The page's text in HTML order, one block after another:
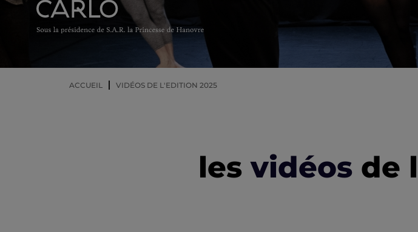
ACCUEIL VIDÉOS DE L'EDITION 2025
lesvidéos de